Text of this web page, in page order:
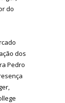
do
dos
Pedro